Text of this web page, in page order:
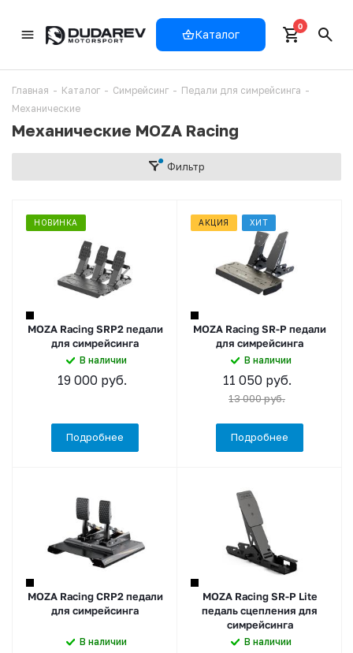
Каталог
0
Главная - Каталог - Симрейсинг - Педали для симрейсинга -
Механические
Механические MOZA Racing
Фильтр
НОВИНКА
MOZA Racing SRP2 педали
для симрейсинга
В наличии
19 000 руб.
Подробнее
АКЦИЯ ХИТ
MOZA Racing SR-P педали
для симрейсинга
В наличии
11 050руб.
13 000руб.
Подробнее
MOZA Racing CRP2 педали
для симрейсинга
В наличии
MOZA Racing SR-P Lite
педаль сцепления для
симрейсинга
В наличии